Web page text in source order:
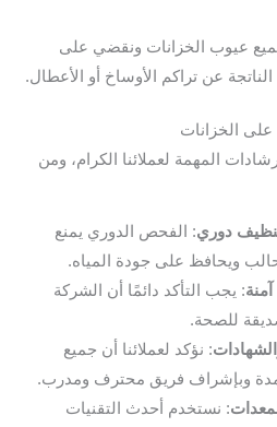
عيوب الخزانات ونقضي على
الناتجة عن تراكم الأوساخ أو الأعطال.
الخزانات
المهمة لعملائنا الكرام، ومن
دوري: الفحص الدوري يمنع
ويحافظ على جودة المياه.
: يجب التأكد دائمًا أن الشركة
للصحة.
: نؤكد لعملائنا أن جميع
وبإشراف فريق محترف ومدرب.
: نستخدم أحدث التقنيات